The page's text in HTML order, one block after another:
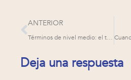
ANTERIOR
Términos de nivel medio: el tironeo entre ACT y RFT
Deja una respuesta